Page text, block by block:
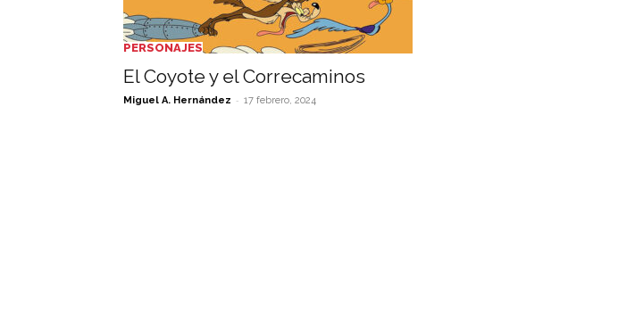
PERSONAJES
El Coyote y el Correcaminos
Miguel A. Hernández - 17 febrero, 2024